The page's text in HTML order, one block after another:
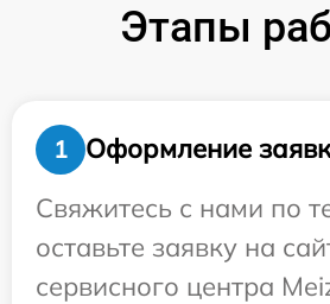
Этапы
1
Оформление
Свяжитесь с нами по
оставьте заявку на
сервисного центра